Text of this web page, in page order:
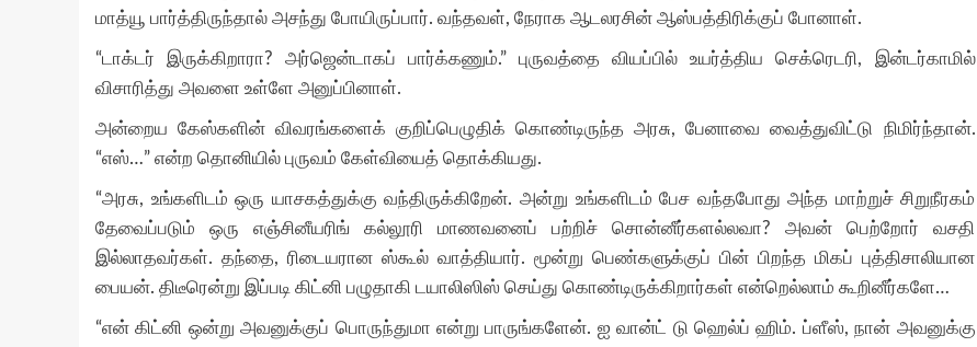
மாத்யூ பார்த்திருந்தால் அசந்து போயிருப்பார். வந்தவள், நேராக ஆடலரசின் ஆஸ்பத்திரிக்குப் போனாள்.
“டாக்டர் இருக்கிறாரா? அர்ஜென்டாகப் பார்க்கணும்.” புருவத்தை வியப்பில் உயர்த்திய செக்ரெடரி, இன்டர்காமில்
விசாரித்து அவளை உள்ளே அனுப்பினாள்.
அன்றைய கேஸ்களின் விவரங்களைக் குறிப்பெழுதிக் கொண்டிருந்த அரசு, பேனாவை வைத்துவிட்டு நிமிர்ந்தான்.
“எஸ்…” என்ற தொனியில் புருவம் கேள்வியைத் தொக்கியது.
“அரசு, உங்களிடம் ஒரு யாசகத்துக்கு வந்திருக்கிறேன். அன்று உங்களிடம் பேச வந்தபோது அந்த மாற்றுச் சிறுநீரகம்
தேவைப்படும் ஒரு எஞ்சினீயரிங் கல்லூரி மாணவனைப் பற்றிச் சொன்னீர்களல்லவா? அவன் பெற்றோர் வசதி
இல்லாதவர்கள். தந்தை, ரிடையரான ஸ்கூல் வாத்தியார். மூன்று பெண்களுக்குப் பின் பிறந்த மிகப் புத்திசாலியான
பையன். திடீரென்று இப்படி கிட்னி பழுதாகி டயாலிஸிஸ் செய்து கொண்டிருக்கிறார்கள் என்றெல்லாம் கூறினீர்களே…
“என் கிட்னி ஒன்று அவனுக்குப் பொருந்துமா என்று பாருங்களேன். ஐ வான்ட் டு ஹெல்ப் ஹிம். ப்ளீஸ், நான் அவனுக்கு